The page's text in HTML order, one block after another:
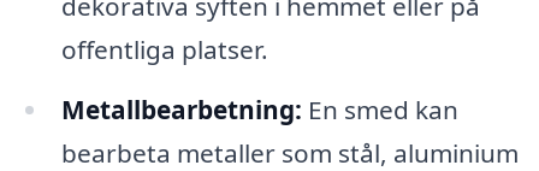
offentliga platser.
Metallbearbetning: En smed kan
bearbeta metaller som stål, aluminium